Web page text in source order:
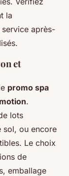
la
après-
et
promo spa
.
lots
sol, ou encore
Le choix
de
emballage